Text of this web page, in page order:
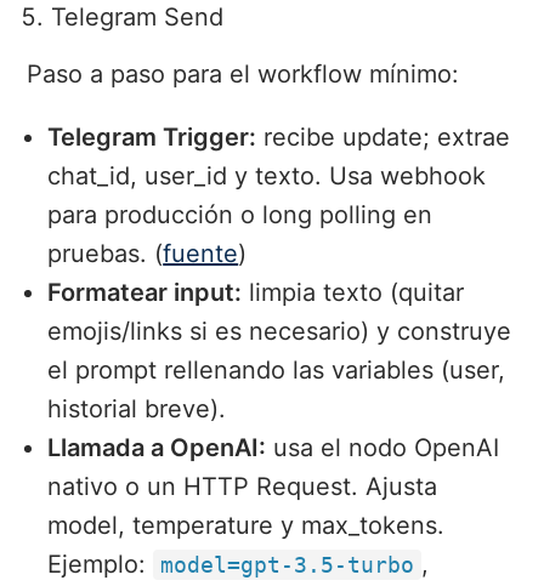
Telegram Send
Paso a paso para el workflow mínimo:
Telegram Trigger: recibe update; extrae
chat_id, user_id y texto. Usa webhook
para producción o long polling en
pruebas. (fuente)
Formatear input: limpia texto (quitar
emojis/links si es necesario) y construye
el prompt rellenando las variables (user,
historial breve).
Llamada a OpenAI: usa el nodo OpenAI
nativo o un HTTP Request. Ajusta
model, temperature y max_tokens.
Ejemplo:
model=gpt-3.5-turbo ,